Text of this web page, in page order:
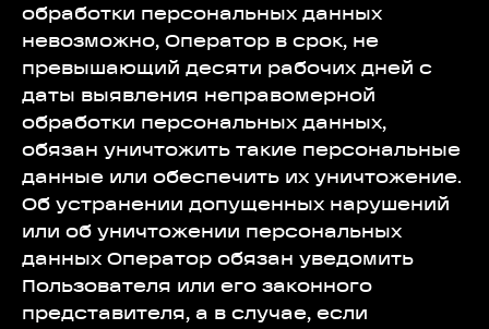
обработки персональных данных
невозможно, Оператор в срок, не
превышающий десяти рабочих дней с
даты выявления неправомерной
обработки персональных данных,
обязан уничтожить такие персональные
данные или обеспечить их уничтожение.
Об устранении допущенных нарушений
или об уничтожении персональных
данных Оператор обязан уведомить
Пользователя или его законного
представителя, а в случае, если